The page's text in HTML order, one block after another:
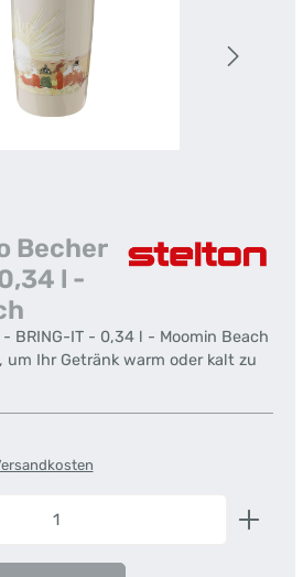
Becher
l -
- BRING-IT - 0,34 l - Moomin Beach
Ihr Getränk warm oder kalt zu
den gewünschten Wert ein